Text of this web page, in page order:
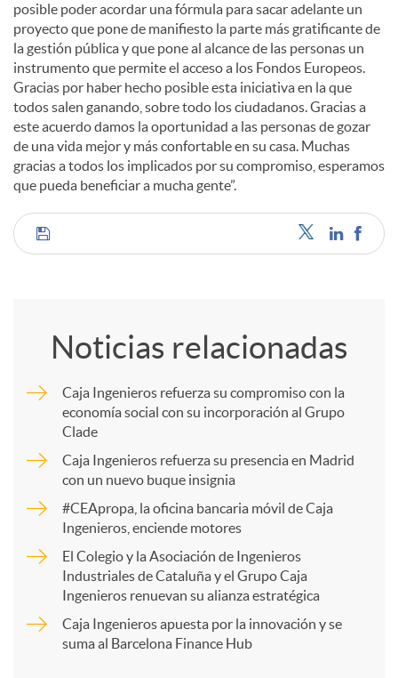
posible poder acordar una fórmula para sacar adelante un
proyecto que pone de manifiesto la parte más gratificante de
la gestión pública y que pone al alcance de las personas un
instrumento que permite el acceso a los Fondos Europeos.
Gracias por haber hecho posible esta iniciativa en la que
todos salen ganando, sobre todo los ciudadanos. Gracias a
este acuerdo damos la oportunidad a las personas de gozar
de una vida mejor y más confortable en su casa. Muchas
gracias a todos los implicados por su compromiso, esperamos
que pueda beneficiar a mucha gente”.
C
m
r
Noticias relacionadas
Caja Ingenieros refuerza su compromiso con la
economía social con su incorporación al Grupo
Clade
Caja Ingenieros refuerza su presencia en Madrid
con un nuevo buque insignia
#CEApropa, la oficina bancaria móvil de Caja
Ingenieros, enciende motores
El Colegio y la Asociación de Ingenieros
Industriales de Cataluña y el Grupo Caja
Ingenieros renuevan su alianza estratégica
Caja Ingenieros apuesta por la innovación y se
suma al Barcelona Finance Hub